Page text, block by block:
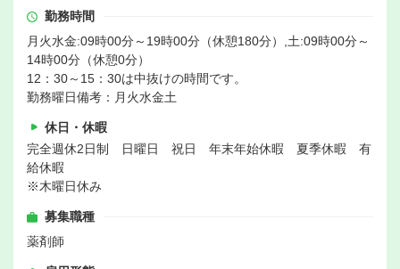
勤務時間
月火水金:09時00分～19時00分（休憩180分）,土:09時00分～
14時00分（休憩0分）
12：30～15：30は中抜けの時間です。
勤務曜日備考：月火水金土
休日・休暇
完全週休2日制 日曜日 祝日 年末年始休暇 夏季休暇 有
給休暇
※木曜日休み
募集職種
薬剤師